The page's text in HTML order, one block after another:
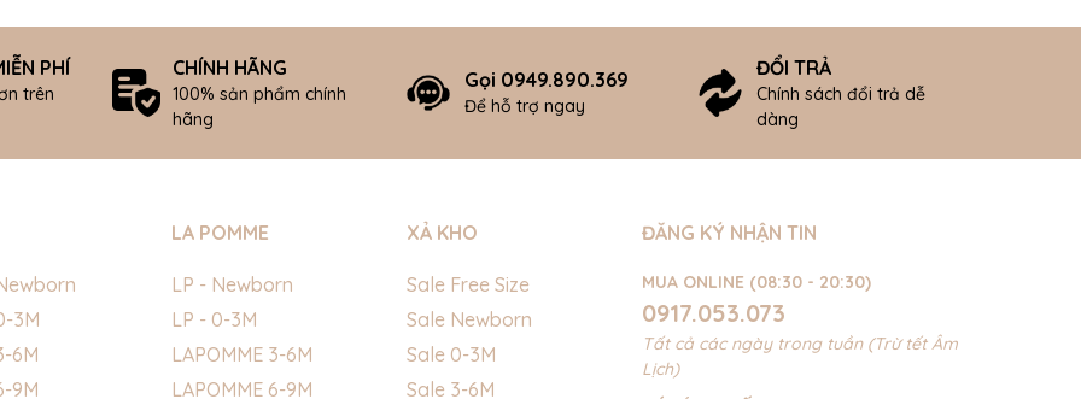
PHÍ
trên
CHÍNH HÃNG
100% sản phẩm chính
hãng
Gọi 0949.890.369
Để hỗ trợ ngay
ĐỔI TRẢ
Chính sách đổi trả dễ
dàng
3M
6M
9M
LA POMME
LP - Newborn
LP - 0-3M
LAPOMME 3-6M
LAPOMME 6-9M
XẢ KHO
Sale Free Size
Sale Newborn
Sale 0-3M
Sale 3-6M
ĐĂNG KÝ NHẬN TIN
MUA ONLINE (08:30 - 20:30)
0917.053.073
Tất cả các ngày trong tuần (Trừ tết Âm
Lịch)